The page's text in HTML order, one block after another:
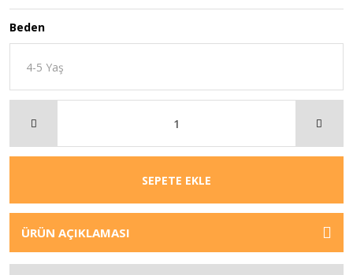
Beden
SEPETE EKLE
ÜRÜN AÇIKLAMASI